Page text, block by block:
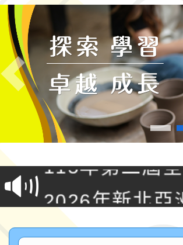
Previous
轉知桃園市政
桃「我的減碳
案，詳如說明
2026年新北亞
鐵人三項錦標
桃園市115學